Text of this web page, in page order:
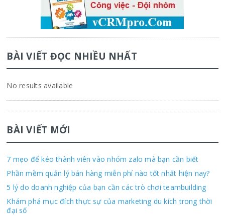
BÀI VIẾT ĐỌC NHIỀU NHẤT
No results available
BÀI VIẾT MỚI
7 mẹo để kéo thành viên vào nhóm zalo mà bạn cần biết
Phần mềm quản lý bán hàng miễn phí nào tốt nhất hiện nay?
5 lý do doanh nghiệp của bạn cần các trò chơi teambuilding
Khám phá mục đích thực sự của marketing du kích trong thời
đại số